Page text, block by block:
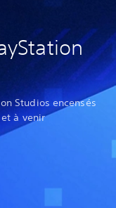
Studios encensés
à venir